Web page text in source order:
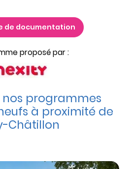
de documentation
proposé par :
nos programmes
à proximité de
Châtillon